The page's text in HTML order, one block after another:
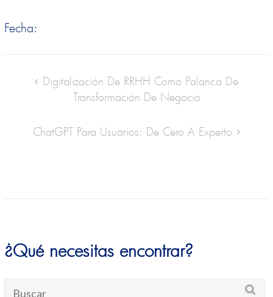
Fecha:
Digitalización De RRHH Como Palanca De
Transformación De Negocio
ChatGPT Para Usuarios: De Cero A Experto
¿Qué necesitas encontrar?